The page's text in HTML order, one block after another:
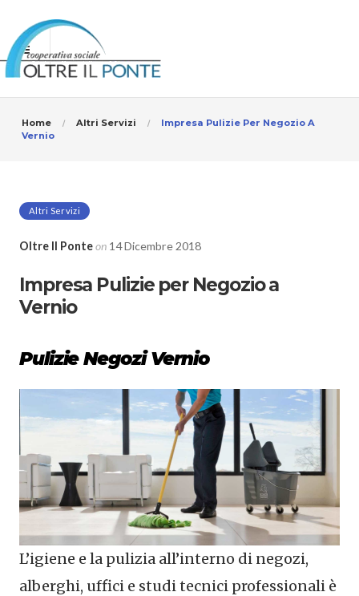
Home Altri Servizi
Impresa Pulizie Per Negozio A
Vernio
Altri Servizi
Oltre Il Ponteon 14 Dicembre 2018
Impresa Pulizie per Negozio a
Vernio
Pulizie Negozi Vernio
L’igiene e la pulizia all’interno di negozi,
alberghi, uffici e studi tecnici professionali è